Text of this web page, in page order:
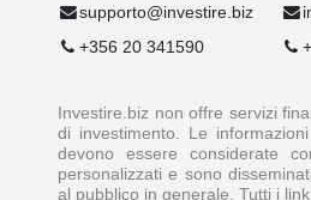
supporto@investire.biz
+356 20 341590
Investire.biz non offre servizi
di investimento. Le
devono essere considerate
personalizzati e sono
al pubblico in generale. Tutti i